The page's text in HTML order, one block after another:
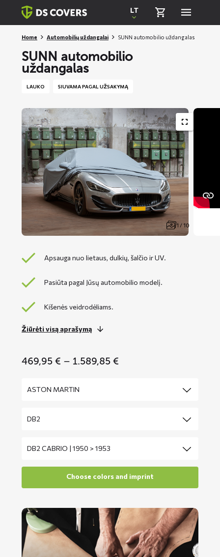
Skiplinks
LT
Home Automobilių uždangalai SUNN automobilio uždangalas
SUNN automobilio
uždangalas
LAUKO SIUVAMA PAGAL UŽSAKYMĄ
1 / 10
Apsauga nuo lietaus, dulkių, šalčio ir UV.
Pasiūta pagal Jūsų automobilio modelį.
Kišenės veidrodėliams.
Žiūrėti visą aprašymą
469,95 € – 1.589,85 €